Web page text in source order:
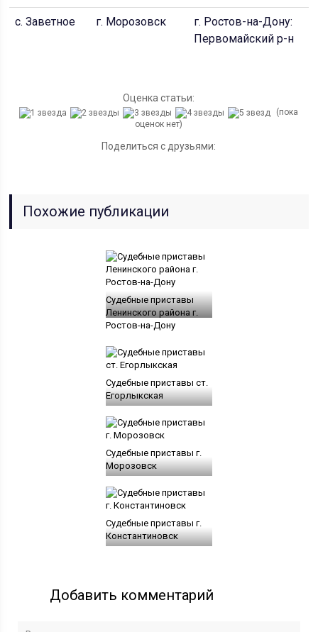
с. Заветное г. Морозовск
г. Ростов-на-Дону:
Первомайский р-н
Оценка статьи:
(пока
оценок нет)
Поделиться с друзьями:
Похожие публикации
Судебные приставы
Ленинского района г.
Ростов-на-Дону
Судебные приставы ст.
Егорлыкская
Судебные приставы г.
Морозовск
Судебные приставы г.
Константиновск
Добавить комментарий